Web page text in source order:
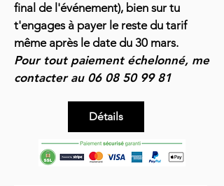
final de l'événement), bien sur tu
t'engages à payer le reste du tarif
même après le date du 30 mars.
Pour tout paiement échelonné, me
contacter au 06 08 50 99 81
Détails